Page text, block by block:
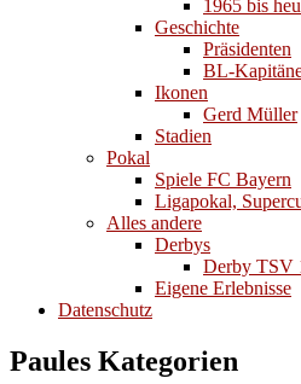
1965 bis
Geschichte
Präsidenten
BL-
Ikonen
Gerd Müller
Stadien
Pokal
Spiele FC Bayern
Ligapokal,
Alles andere
Derbys
Derby TSV
Eigene Erlebnisse
Datenschutz
Paules Kategorien